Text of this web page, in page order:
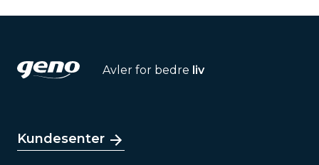
Avler for bedre liv
Kundesenter